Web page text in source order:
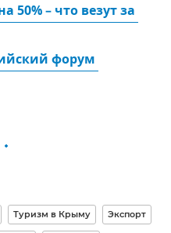
50% – что везут за
форум
Туризм в Крыму Экспорт